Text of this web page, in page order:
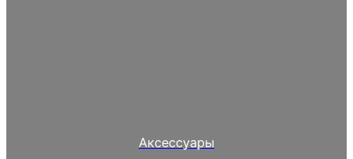
Аксессуары